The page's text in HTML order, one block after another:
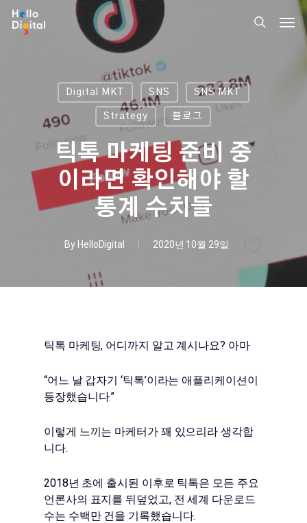
Skip
search
Digital MKT SNS SNS MKT
Strategy 블로그
틱톡 마케팅 준비 중
이라면 확인해야 할
통계 수치들
By HelloDigital 2020년 10월 29일
틱톡 마케팅, 어디까지 알고 계시나요? 아마
“어느 날 갑자기 ‘틱톡’이라는 애플리케이션이
등장했습니다.”
이렇게 느끼는 마케터가 꽤 있으리라 생각합
니다.
2018년 초에 출시된 이후로 틱톡은 모든 주요
언론사의 표지를 뒤덮었고, 전 세계 다운로드
수는 수백만 건을 기록했습니다.